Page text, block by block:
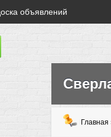
объявлений
Главная